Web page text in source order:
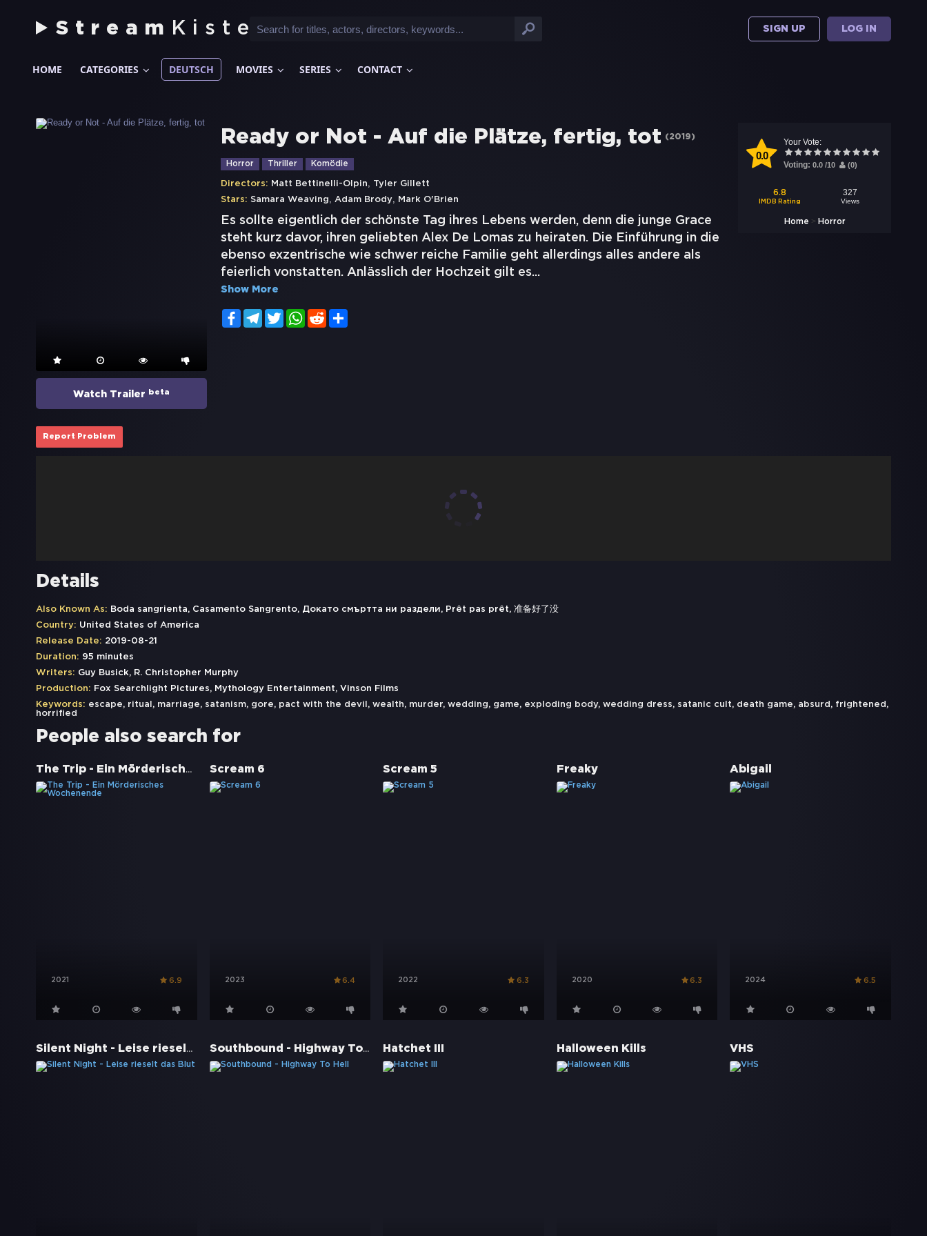
Stream Kiste SIGN UP LOG IN
HOME CATEGORIES DEUTSCH MOVIES SERIES CONTACT
Watch Trailer beta
0.0
Your Vote:
Voting: 0.0 /10 (0)
6.8
IMDB Rating
327
Views
Home > Horror
Ready or Not - Auf die Plätze, fertig, tot (2019)
Horror Thriller Komödie
Directors: Matt Bettinelli-Olpin, Tyler Gillett
Stars: Samara Weaving, Adam Brody, Mark O'Brien
Es sollte eigentlich der schönste Tag ihres Lebens werden, denn die junge Grace
steht kurz davor, ihren geliebten Alex De Lomas zu heiraten. Die Einführung in die
ebenso exzentrische wie schwer reiche Familie geht allerdings alles andere als
feierlich vonstatten. Anlässlich der Hochzeit gilt es...
Show More
FacebookTelegramTwitterWhatsApp
Reddit
Report Problem
Details
Also Known As: Boda sangrienta, Casamento Sangrento, Докато смъртта ни раздели, Prêt pas prêt, 准备好了没
Country: United States of America
Release Date: 2019-08-21
Duration: 95 minutes
Writers: Guy Busick, R. Christopher Murphy
Production: Fox Searchlight Pictures, Mythology Entertainment, Vinson Films
Keywords: escape, ritual , marriage, satanism, gore, pact with the devil , wealth, murder, wedding, game, exploding body, wedding dress, satanic cult, death game, absurd , frightened ,
horrified
People also search for
The Trip - Ein Mörderisches Wochenende
2021 6.9
Scream 6
2023 6.4
Scream 5
2022 6.3
Freaky
2020 6.3
Abigail
2024 6.5
Silent Night - Leise rieselt das Blut Southbound - Highway To Hell Hatchet III Halloween Kills VHS